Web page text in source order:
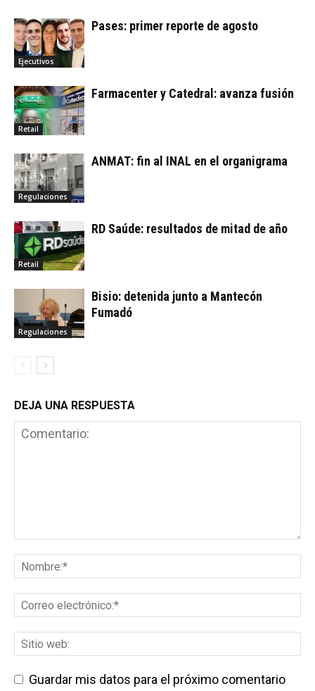
Ejecutivos
Pases: primer reporte de agosto
Retail
Farmacenter y Catedral: avanza fusión
Regulaciones
ANMAT: fin al INAL en el organigrama
Retail
RD Saúde: resultados de mitad de año
Regulaciones
Bisio: detenida junto a Mantecón
Fumadó
DEJA UNA RESPUESTA
Guardar mis datos para el próximo comentario